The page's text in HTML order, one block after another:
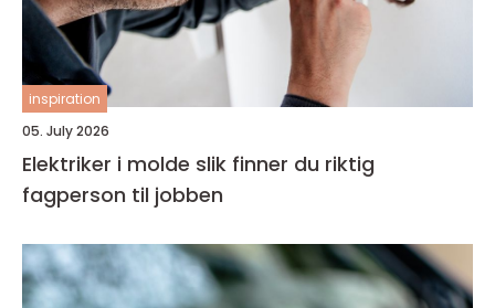
inspiration
05. July 2026
Elektriker i molde slik finner du riktig
fagperson til jobben